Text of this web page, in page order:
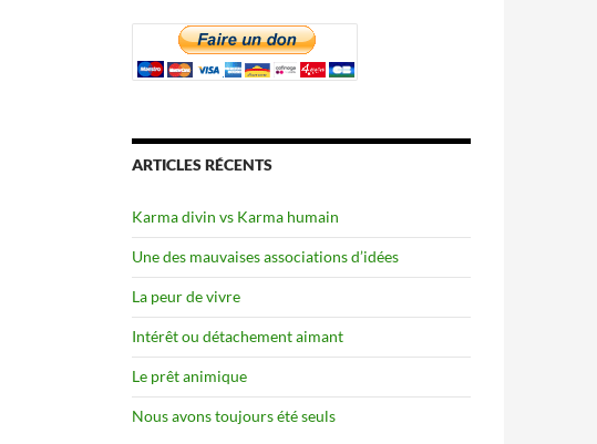
ARTICLES RÉCENTS
Karma divin vs Karma humain
Une des mauvaises associations d’idées
La peur de vivre
Intérêt ou détachement aimant
Le prêt animique
Nous avons toujours été seuls